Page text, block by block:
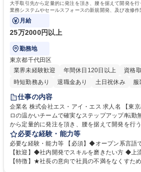
大手取引先から定量的に発注を頂き、腰を据えて開発を
業務システムやセールスフォースの新規開発、及び改修作
ては要件定義）からご対応頂きます。
月給
25万2000円以上
勤務地
東京都千代田区
業界未経験歓迎
年間休日120日以上 資格
時短勤務あり
退職金あり 土日祝休み 服
仕事の内容
企業名 株式会社エス・アイ・エス 求人名 【東京/PL】上流工程へ！放置ゼ
ロの温かいチームで確実なステップアップ/転勤無 仕事の内容 大手取引
から定量的に発注を頂き、腰を据えて開発を行
社内業務システムやセールスフォースの新規開
ェーズ（場合によっては要件定義）からご対応頂きます。 ◆
のキャリアプランをしっかりと考え、スキルに
社費用負担でスクールに通って頂きます。 【エ
必要な経験・能力等
必要な経験・能力等 【必須】◆オープン系言語
【歓迎】◆社内開発でスキルを磨きたい方 ◆上
【特徴】★社長の意向で社員の不満をなくすため